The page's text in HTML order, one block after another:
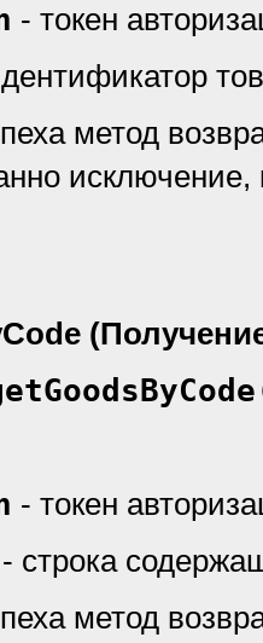
- токен
метод
исключение,
- токен
- строка
метод